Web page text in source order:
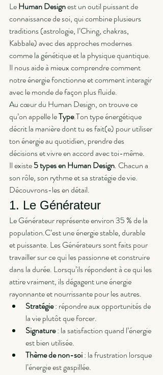
Le Human Design est un outil puissant de
connaissance de soi, qui combine plusieurs
traditions (astrologie, I’Ching, chakras,
Kabbale) avec des approches modernes
comme la génétique et la physique quantique.
Il nous aide à mieux comprendre comment
notre énergie fonctionne et comment interagir
avec le monde de façon plus fluide.
Au cœur du Human Design, on trouve ce
qu’on appelle le Type.Ton type énergétique
décrit la manière dont tu es fait(e) pour utiliser
ton énergie au quotidien, prendre des
décisions et vivre en accord avec toi-même.
Il existe 5 types en Human Design. Chacun a
son rôle, son rythme et sa stratégie de vie.
Découvrons-les en détail.
1. Le Générateur
Le Générateur représente environ 35 % de la
population.C’est une énergie stable, durable
et puissante. Les Générateurs sont faits pour
travailler sur ce qui les passionne et construire
dans la durée. Lorsqu’ils répondent à ce qui les
attire vraiment, ils dégagent une énergie
rayonnante et nourrissante pour les autres.
Stratégie : répondre aux opportunités de
la vie plutôt que forcer.
Signature : la satisfaction quand l’énergie
est bien utilisée.
Thème de non-soi : la frustration lorsque
l’énergie est gaspillée.